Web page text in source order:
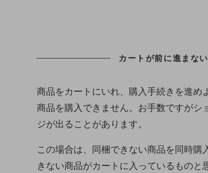
カートが前に進まな
商品をカートにいれ、購入手続きを進め
商品を購入できません。お手数ですがシ
ジが出ることがあります。
この場合は、同梱できない商品を同時
きない商品がカートに入っているものと